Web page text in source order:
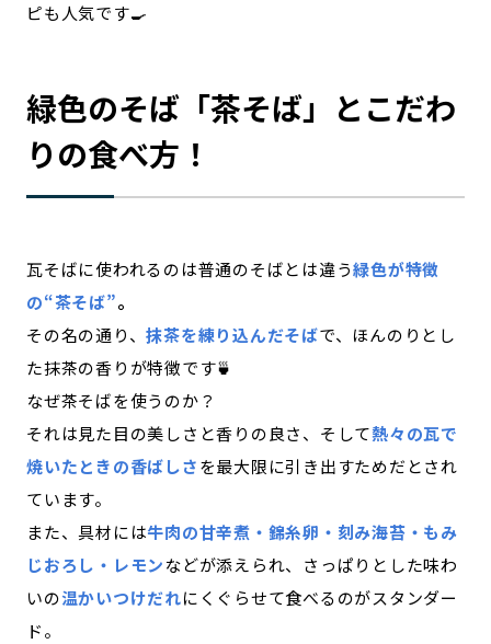
ピも人気です🍳
緑色のそば「茶そば」とこだわ
りの食べ方！
瓦そばに使われるのは普通のそばとは違う緑色が特徴
の“茶そば”。
その名の通り、抹茶を練り込んだそばで、ほんのりとし
た抹茶の香りが特徴です🍵
なぜ茶そばを使うのか？
それは見た目の美しさと香りの良さ、そして熱々の瓦で
焼いたときの香ばしさを最大限に引き出すためだとされ
ています。
また、具材には牛肉の甘辛煮・錦糸卵・刻み海苔・もみ
じおろし・レモンなどが添えられ、さっぱりとした味わ
いの温かいつけだれにくぐらせて食べるのがスタンダー
ド。